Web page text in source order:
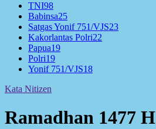
TNI98
Babinsa25
Satgas Yonif 751/VJS23
Kakorlantas Polri22
Papua19
Polri19
Yonif 751/VJS18
Kata Nitizen
Ramadhan 1477 H